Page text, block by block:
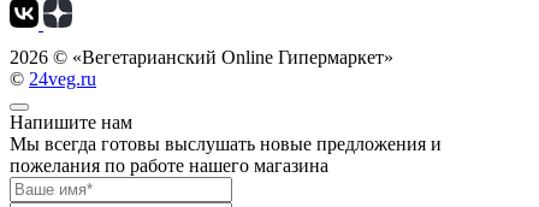
2026 © «Вегетарианский Online Гипермаркет»
© 24veg.ru
Напишите нам
Мы всегда готовы выслушать новые предложения и
пожелания по работе нашего магазина